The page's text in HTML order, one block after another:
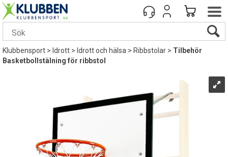
Klubbensport> Idrott> Idrott och hälsa>Ribbstolar>Tilbehör
Basketbollstälning för ribbstol